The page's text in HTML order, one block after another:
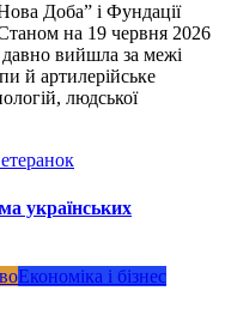
Доба” і Фундації
на 19 червня 2026
давно вийшла за межі
й артилерійське
людської
українських
Економіка і бізнес